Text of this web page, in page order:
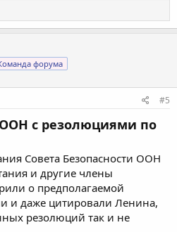
форума
#5
с резолюциями по
Совета Безопасности ООН
и другие члены
о предполагаемой
и даже цитировали Ленина,
резолюций так и не